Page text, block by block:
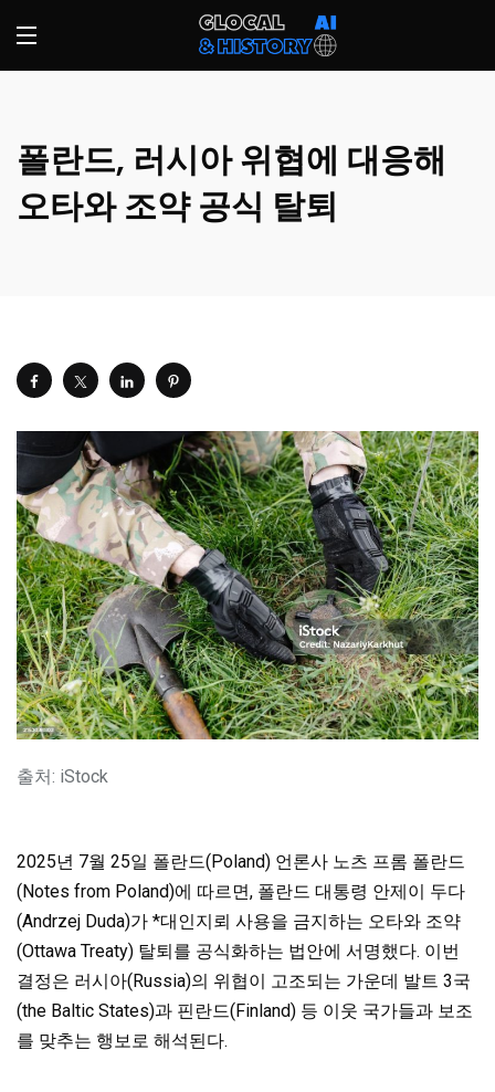
폴란드, 러시아 위협에 대응해
오타와 조약 공식 탈퇴
출처: iStock
2025년 7월 25일 폴란드(Poland) 언론사 노츠 프롬 폴란드
(Notes from Poland)에 따르면, 폴란드 대통령 안제이 두다
(Andrzej Duda)가 *대인지뢰 사용을 금지하는 오타와 조약
(Ottawa Treaty) 탈퇴를 공식화하는 법안에 서명했다. 이번
결정은 러시아(Russia)의 위협이 고조되는 가운데 발트 3국
(the Baltic States)과 핀란드(Finland) 등 이웃 국가들과 보조
를 맞추는 행보로 해석된다.